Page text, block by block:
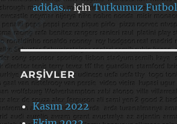
adidas…içinTutkumuz Futbol
ARŞIVLER
Kasım 2022